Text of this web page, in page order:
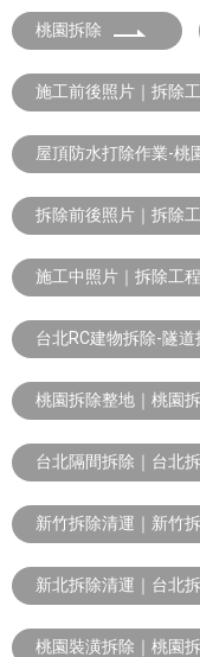
桃園拆除
施工前後照片｜拆除
屋頂防水打除作業-桃
拆除前後照片｜拆除
施工中照片｜拆除工程
台北RC建物拆除-隧道
桃園拆除整地｜桃園
台北隔間拆除｜台北
新竹拆除清運｜新竹
新北拆除清運｜台北
桃園裝潢拆除｜桃園